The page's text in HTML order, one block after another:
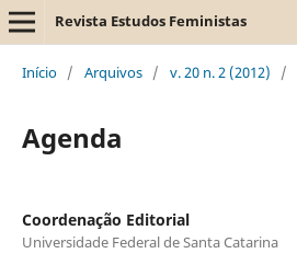
Revista Estudos Feministas
Início / Arquivos / v. 20 n. 2 (2012) /
Agenda
Coordenação Editorial
Universidade Federal de Santa Catarina